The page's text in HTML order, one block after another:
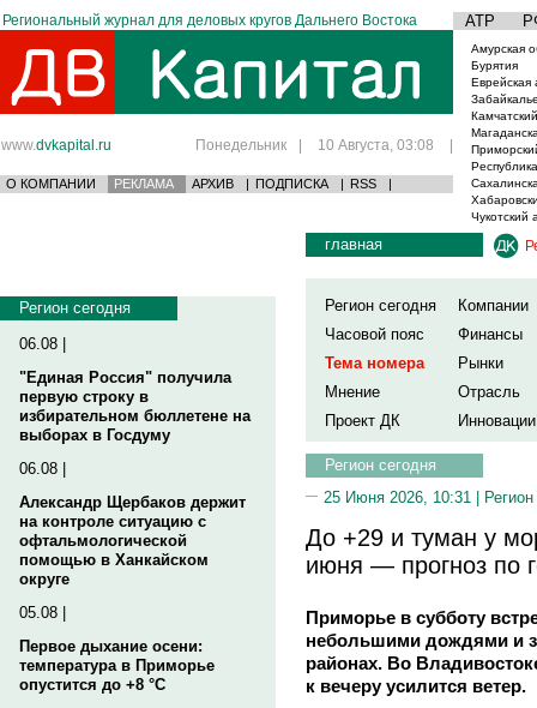
Региональный журнал для деловых кругов Дальнего Востока АТР
www.dvkapital.ru Понедельник | 10 Августа, 03:08 |
О КОМПАНИИ РЕКЛАМА АРХИВ | ПОДПИСКА | RSS |
Амурская
Бурятия
Еврейская
Чукотский
Регион сегодня
06.08 |
"Единая Россия" получила
первую строку в
избирательном бюллетене на
выборах в Госдуму
06.08 |
Александр Щербаков держит
на контроле ситуацию с
офтальмологической
помощью в Ханкайском
округе
05.08 |
Первое дыхание осени:
температура в Приморье
опустится до +8 °C
главная
Регион сегодня
Компании
Часовой пояс
Финансы
Тема номера
Рынки
Мнение
Отрасль
Проект ДК
Инновации
Регион сегодня
25 Июня 2026, 10:31 |
До +29 и туман у
июня — прогноз по
Приморье в субботу
небольшими дождями и
районах. Во
к вечеру усилится ветер.